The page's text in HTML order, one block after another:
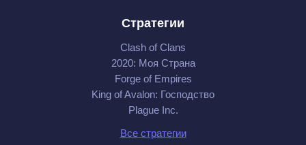
Стратегии
Clash of Clans
2020: Моя Cтрана
Forge of Empires
King of Avalon: Господство
Plague Inc.
Все стратегии